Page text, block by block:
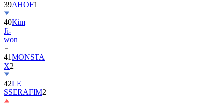
40Kim
Ji-
won
41MONSTA
X
42LE
SSERAFIM
43SUPER
JUNIOR